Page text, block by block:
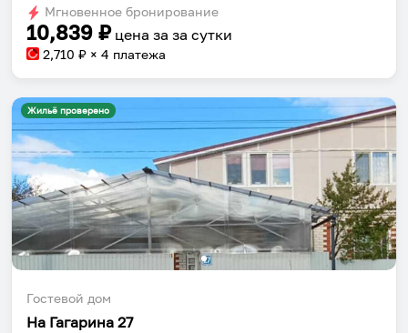
changing
dates.
changing
dates.
Мгновенное бронирование
10,839 ₽ цена за за сутки
2,710 ₽ × 4 платежа
Жильё проверено
Гостевой дом
На Гагарина 27